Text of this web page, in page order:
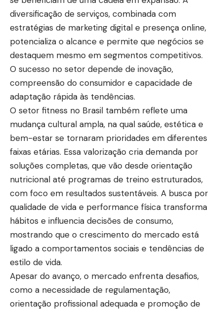
diversificação de serviços, combinada com
estratégias de marketing digital e presença online,
potencializa o alcance e permite que negócios se
destaquem mesmo em segmentos competitivos.
O sucesso no setor depende de inovação,
compreensão do consumidor e capacidade de
adaptação rápida às tendências.
O setor fitness no Brasil também reflete uma
mudança cultural ampla, na qual saúde, estética e
bem-estar se tornaram prioridades em diferentes
faixas etárias. Essa valorização cria demanda por
soluções completas, que vão desde orientação
nutricional até programas de treino estruturados,
com foco em resultados sustentáveis. A busca por
qualidade de vida e performance física transforma
hábitos e influencia decisões de consumo,
mostrando que o crescimento do mercado está
ligado a comportamentos sociais e tendências de
estilo de vida.
Apesar do avanço, o mercado enfrenta desafios,
como a necessidade de regulamentação,
orientação profissional adequada e promoção de